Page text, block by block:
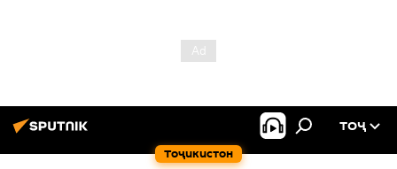
Тоҷикистон
ТОҶ